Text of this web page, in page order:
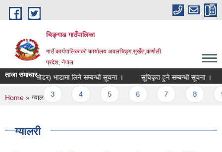
Skip to main content
चिङ्गाड गाउँपालिका
गाउँ कार्यपालिकाको कार्यालय अवलचिङ्ग,सुर्खेत,कर्णाली
प्रदेश, नेपाल
ताजा समाचार
हो लोडर) भाडामा लिने सम्बन्धी सूचना । सूचिकृत हुने सम्बन्धी सूचना ।
2 3
You are here
Home » ग्यालरी
ग्यालरी